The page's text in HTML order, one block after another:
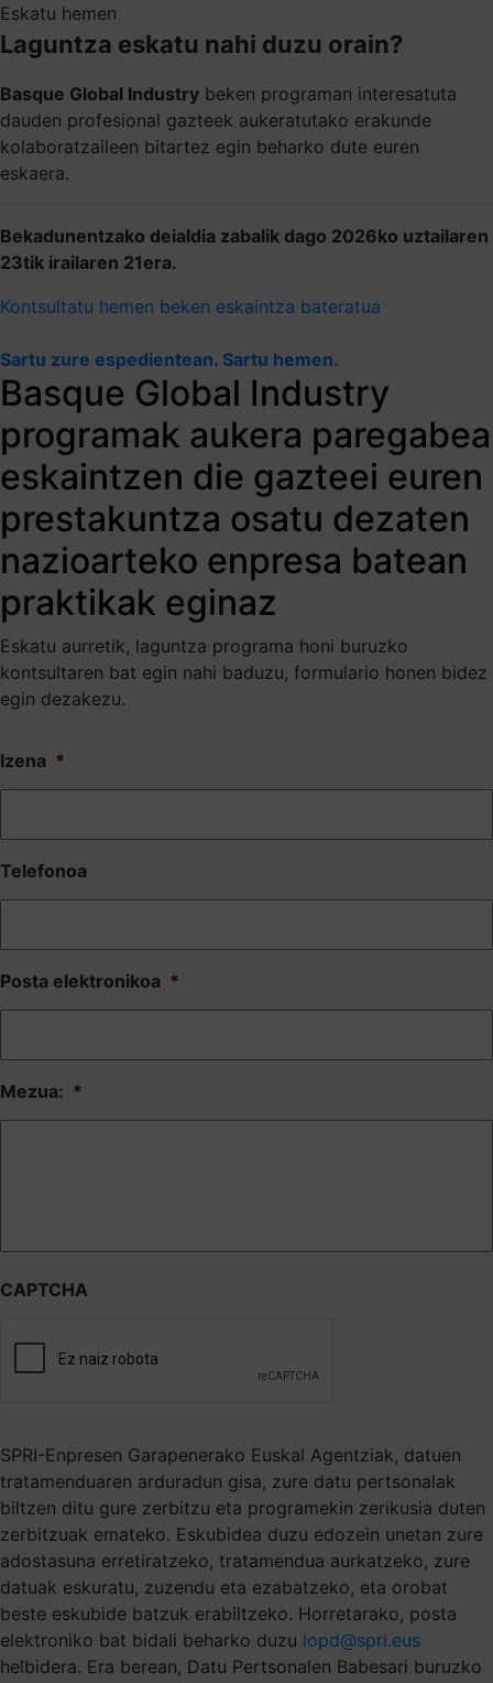
Eskatu hemen
Basque Global Industry
programak aukera paregabea
eskaintzen die gazteei euren
prestakuntza osatu dezaten
nazioarteko enpresa batean
praktikak eginaz
Eskatu aurretik, laguntza programa honi buruzko
kontsultaren bat egin nahi baduzu, formulario honen bidez
egin dezakezu.
Izena *
Telefonoa
Posta elektronikoa *
Mezua: *
CAPTCHA
SPRI-Enpresen Garapenerako Euskal Agentziak, datuen
tratamenduaren arduradun gisa, zure datu pertsonalak
biltzen ditu gure zerbitzu eta programekin zerikusia duten
zerbitzuak emateko. Eskubidea duzu edozein unetan zure
adostasuna erretiratzeko, tratamendua aurkatzeko, zure
datuak eskuratu, zuzendu eta ezabatzeko, eta orobat
beste eskubide batzuk erabiltzeko. Horretarako, posta
elektroniko bat bidali beharko duzu lopd@spri.eus
helbidera. Era berean, Datu Pertsonalen Babesari buruzko
Laguntza eskatu nahi duzu orain?
Basque Global Industry beken programan interesatuta
dauden profesional gazteek aukeratutako erakunde
kolaboratzaileen bitartez egin beharko dute euren
eskaera.
Bekadunentzako deialdia zabalik dago 2026ko uztailaren
23tik irailaren 21era.
Kontsultatu hemen beken eskaintza bateratua
Sartu zure espedientean. Sartu hemen.